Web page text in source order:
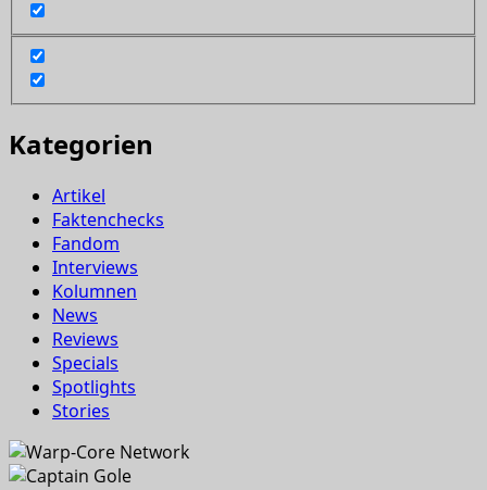
Kategorien
Artikel
Faktenchecks
Fandom
Interviews
Kolumnen
News
Reviews
Specials
Spotlights
Stories